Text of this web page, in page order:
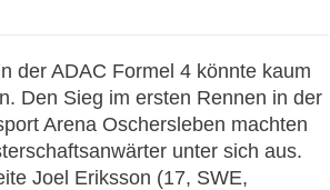
der ADAC Formel 4 könnte kaum
Den Sieg im ersten Rennen in der
Arena Oschersleben machten
unter sich aus.
Joel Eriksson (17, SWE,